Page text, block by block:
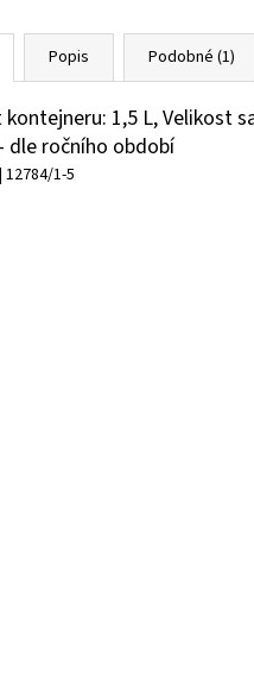
Popis Podobné (1)
1,5 L, Velikost
dle ročního období
| 12784/1-5